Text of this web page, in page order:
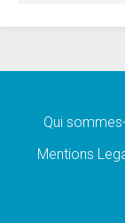
Qui
Mentions